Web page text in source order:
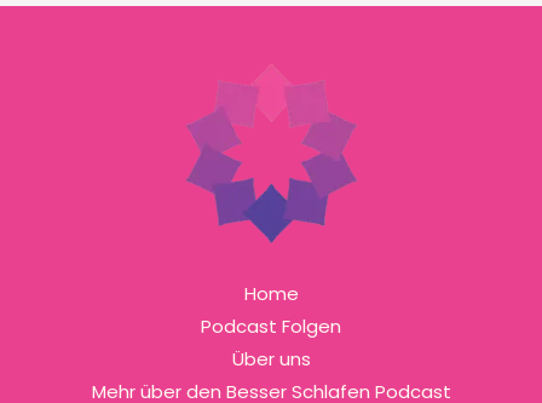
Home
Podcast Folgen
Über uns
Mehr über den Besser Schlafen Podcast